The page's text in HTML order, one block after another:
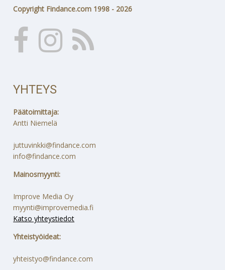
Copyright Findance.com 1998 - 2026
YHTEYS
Päätoimittaja:
Antti Niemelä
juttuvinkki@findance.com
info@findance.com
Mainosmyynti:
Improve Media Oy
myynti@improvemedia.fi
Katso yhteystiedot
Yhteistyöideat:
yhteistyo@findance.com